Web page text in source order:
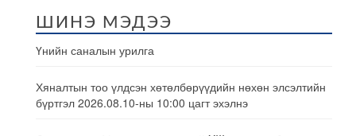
ШИНЭ МЭДЭЭ
Үнийн саналын урилга
Хяналтын тоо үлдсэн хөтөлбөрүүдийн нөхөн элсэлтийн
бүртгэл 2026.08.10-ны 10:00 цагт эхэлнэ